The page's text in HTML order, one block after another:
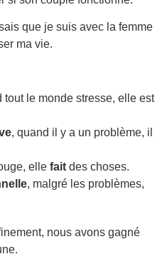
que je suis avec la femme
ma vie.
tout le monde stresse, elle est
, quand il y a un problème, il
elle fait des choses.
, malgré les problèmes,
nous avons gagné